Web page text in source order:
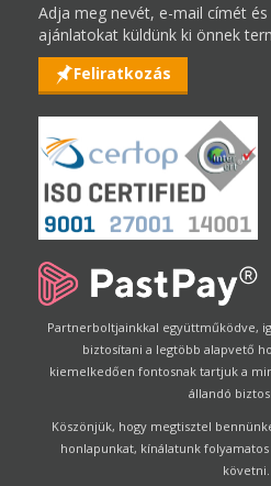
Adja meg nevét, e-mail címét
ajánlatokat küldünk ki önnek
Feliratkozás
Partnerboltjainkkal együttműködve,
biztosítani a legtöbb alapvető
kiemelkedően fontosnak tartjuk a
állandó
Köszönjük, hogy megtisztel
honlapunkat, kínálatunk
követni.